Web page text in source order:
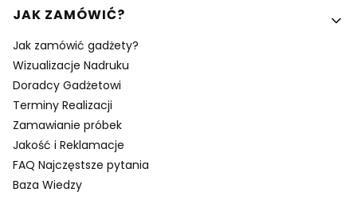
Linki w stopce
JAK ZAMÓWIĆ?
Jak zamówić gadżety?
Wizualizacje Nadruku
Doradcy Gadżetowi
Terminy Realizacji
Zamawianie próbek
Jakość i Reklamacje
FAQ Najczęstsze pytania
Baza Wiedzy